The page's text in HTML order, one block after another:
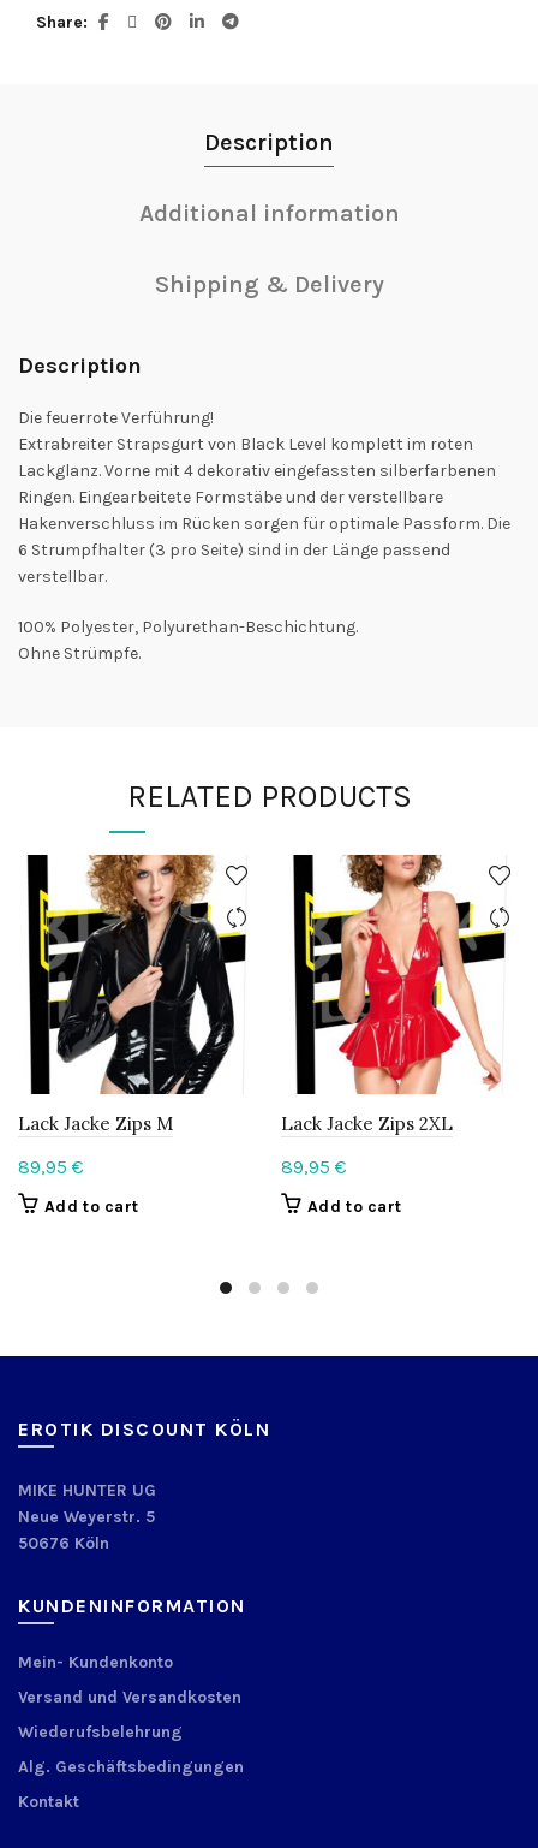
Share
Description
Additional information
Shipping & Delivery
Description
Die feuerrote Verführung!
Extrabreiter Strapsgurt von Black Level komplett im roten
Lackglanz. Vorne mit 4 dekorativ eingefassten silberfarbenen
Ringen. Eingearbeitete Formstäbe und der verstellbare
Hakenverschluss im Rücken sorgen für optimale Passform. Die
6 Strumpfhalter (3 pro Seite) sind in der Länge passend
verstellbar.
100% Polyester, Polyurethan-Beschichtung.
Ohne Strümpfe.
RELATED PRODUCTS
Lack Jacke Zips M
89,95 €
Add to cart
Lack Jacke Zips 2XL
89,95 €
Add to cart
EROTIK DISCOUNT KÖLN
MIKE HUNTER UG
Neue Weyerstr. 5
50676 Köln
KUNDENINFORMATION
Mein- Kundenkonto
Versand und Versandkosten
Wiederufsbelehrung
Alg. Geschäftsbedingungen
Kontakt